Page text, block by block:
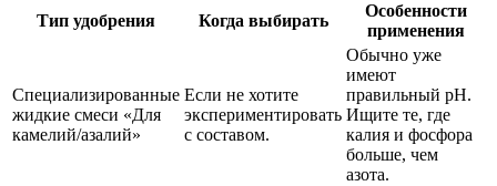
Тип удобрения Когда выбирать
Особенности
применения
Специализированные
жидкие смеси «Для
камелий/азалий»
Если не хотите
экспериментировать
с составом.
Обычно уже
имеют
правильный pH.
Ищите те, где
калия и фосфора
больше, чем
азота.